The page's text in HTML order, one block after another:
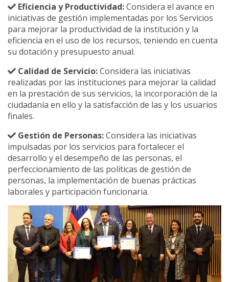
Eficiencia y Productividad:Considera el avance en
iniciativas de gestión implementadas por los Servicios
para mejorar la productividad de la institución y la
eficiencia en el uso de los recursos, teniendo en cuenta
su dotación y presupuesto anual.
Calidad de Servicio:Considera las iniciativas
realizadas por las instituciones para mejorar la calidad
en la prestación de sus servicios, la incorporación de la
ciudadanía en ello y la satisfacción de las y los usuarios
finales.
Gestión de Personas:Considera las iniciativas
impulsadas por los servicios para fortalecer el
desarrollo y el desempeño de las personas, el
perfeccionamiento de las políticas de gestión de
personas, la implementación de buenas prácticas
laborales y participación funcionaria.